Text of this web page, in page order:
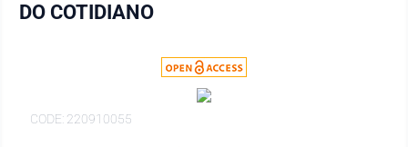
DO COTIDIANO
CODE: 220910055